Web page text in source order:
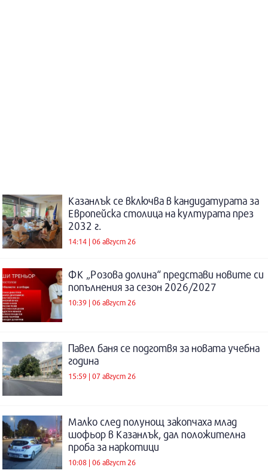
Казанлък се включва в кандидатурата за
Европейска столица на културата през
2032 г.
14:14 | 06 август 26
ФК „Розова долина“ представи новите си
попълнения за сезон 2026/2027
10:39 | 06 август 26
Павел баня се подготвя за новата учебна
година
15:59 | 07 август 26
Малко след полунощ закопчаха млад
шофьор в Казанлък, дал положителна
проба за наркотици
10:08 | 06 август 26